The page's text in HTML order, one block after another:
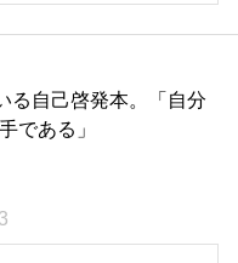
る自己啓発本。「自分
である」